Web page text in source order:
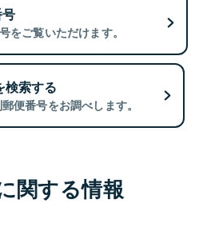
をご覧いただけます。
検索する
便番号をお調べします。
関する情報